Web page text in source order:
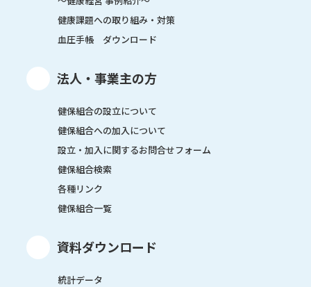
健康課題への取り組み・対策
血圧手帳 ダウンロード
法人・事業主の方
健保組合の設立について
健保組合への加入について
設立・加入に関するお問合せフォーム
健保組合検索
各種リンク
健保組合一覧
資料ダウンロード
統計データ